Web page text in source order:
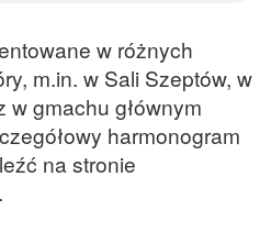
w różnych
m.in. w Sali Szeptów, w
w gmachu głównym
harmonogram
na stronie